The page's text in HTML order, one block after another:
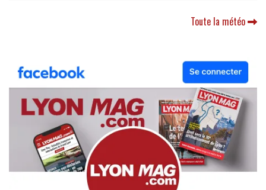
Toute la météo